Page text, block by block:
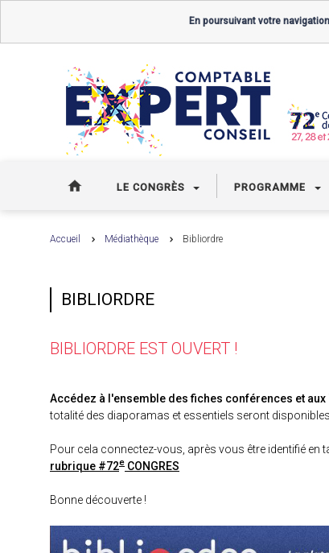
LE CONGRÈS PROGRAMME
Accueil Médiathèque Bibliordre
BIBLIORDRE
BIBLIORDRE EST OUVERT !
Accédez à l'ensemble des fiches conférences et
totalité des diaporamas et essentiels seront disponibles.
Pour cela connectez-vous, après vous être identifié en
rubrique #72e CONGRES
Bonne découverte !
En poursuivant votre